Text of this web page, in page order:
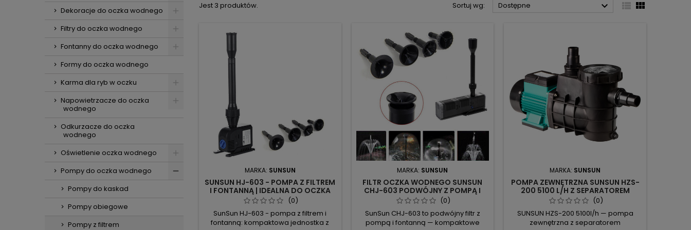
Dekoracje do oczka wodnego
Filtry do oczka wodnego
Fontanny do oczka wodnego
Formy do oczka wodnego
Karma dla ryb w oczku
Napowietrzacze do oczka
wodnego
Odkurzacze do oczka
wodnego
Oświetlenie oczka wodnego
Pompy do oczka wodnego
Pompy do kaskad
Pompy obiegowe
Pompy z filtrem
Jest 3 produktów. Sortuj wg: Dostępne   
MARKA: SUNSUN
SUNSUN HJ-603 - POMPA Z FILTREM
I FONTANNĄ | IDEALNA DO OCZKA
WODNEGO(0)
SunSun HJ-603 - pompa z filtrem i
fontanną: kompaktowa jednostka z
MARKA: SUNSUN
FILTR OCZKA WODNEGO SUNSUN
CHJ-603 PODWÓJNY Z POMPĄ I
FONTANNĄ(0)
SunSun CHJ-603 to podwójny filtr z
pompą i fontanną — kompaktowe
MARKA: SUNSUN
POMPA ZEWNĘTRZNA SUNSUN HZS-
200 5100 L/H Z SEPARATOREM
ZANIECZYSZCZEŃ DO OCZKA
WODNEGO
(0)
SUNSUN HZS-200 5100l/h — pompa
zewnętrzna z separatorem